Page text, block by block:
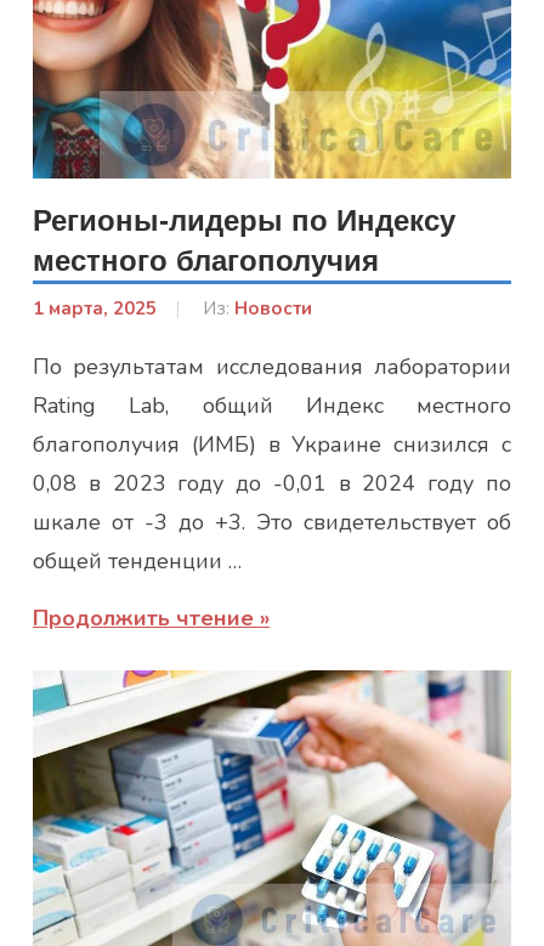
Регионы-лидеры по Индексу
местного благополучия
1 марта, 2025
От:
Из: Новости
По результатам исследования лаборатории
Rating Lab, общий Индекс местного
благополучия (ИМБ) в Украине снизился с
0,08 в 2023 году до -0,01 в 2024 году по
шкале от -3 до +3. Это свидетельствует об
общей тенденции …
Продолжить чтение